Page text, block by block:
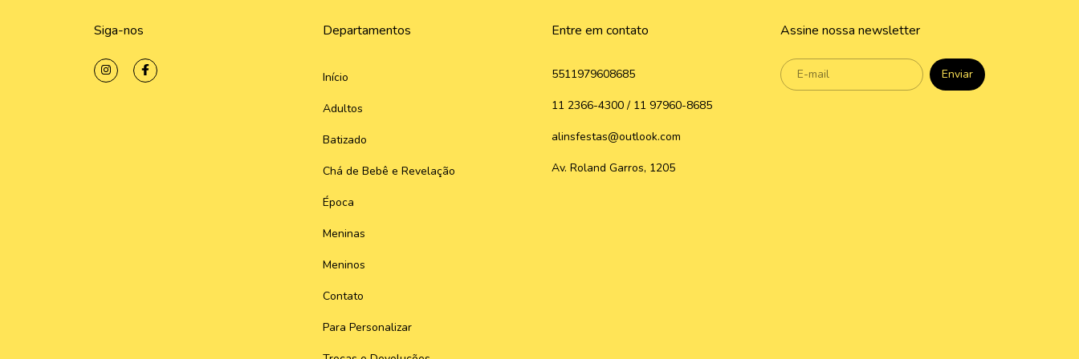
Siga-nos Departamentos
Início
Adultos
Batizado
Chá de Bebê e Revelação
Época
Meninas
Meninos
Contato
Para Personalizar
Entre em contato
5511979608685
11 2366-4300 / 11 97960-8685
alinsfestas@outlook.com
Av. Roland Garros, 1205
Assine nossa newsletter